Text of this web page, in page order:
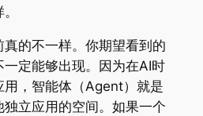
的不一样。你期望看到的
定能够出现。因为在AI时
用，智能体（Agent）就是
立应用的空间。如果一个